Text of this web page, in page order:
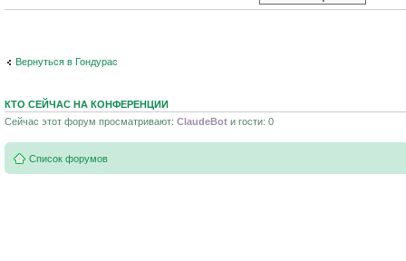
Вернуться в Гондурас
КТО СЕЙЧАС НА КОНФЕРЕНЦИИ
Сейчас этот форум просматривают: ClaudeBot и гости: 0
Список форумов